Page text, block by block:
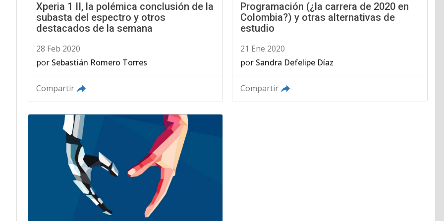
Xperia 1 II, la polémica conclusión de la
subasta del espectro y otros
destacados de la semana
28 Feb 2020
por Sebastián Romero Torres
Compartir
Programación (¿la carrera de 2020 en
Colombia?) y otras alternativas de
estudio
21 Ene 2020
por Sandra Defelipe Díaz
Compartir